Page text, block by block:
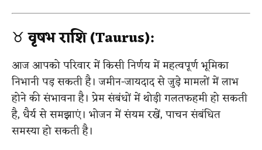
♉वृषभ राशि (Taurus):
आज आपको परिवार में किसी निर्णय में महत्वपूर्ण भूमिका
निभानी पड़ सकती है। जमीन-जायदाद से जुड़े मामलों में लाभ
होने की संभावना है। प्रेम संबंधों में थोड़ी गलतफहमी हो सकती
है, धैर्य से समझाएं। भोजन में संयम रखें, पाचन संबंधित
समस्या हो सकती है।